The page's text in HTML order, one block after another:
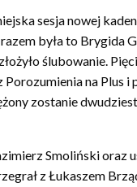
sesja nowej
była to Brygida
ślubowanie.
Porozumienia na
zostanie
Smoliński
z Łukaszem